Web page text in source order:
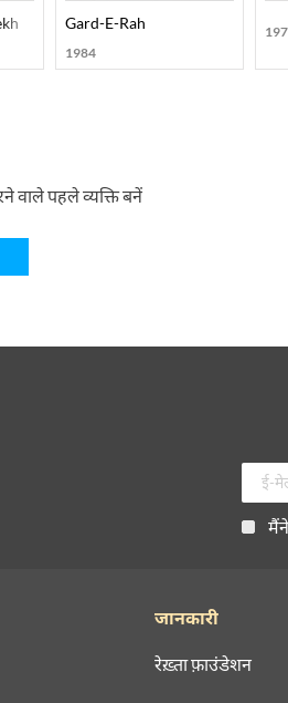
Gard-E-Rah
1984
वाले पहले व्यक्ति बनें
जानकारी
रेख़्ता फ़ाउंडेशन